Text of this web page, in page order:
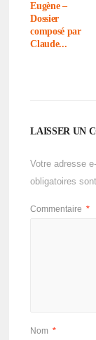
Eugène –
Dossier
composé par
Claude...
LAISSER UN
Votre adresse
obligatoires
Commentaire *
Nom *